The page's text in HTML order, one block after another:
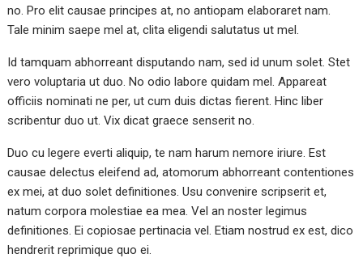
no. Pro elit causae principes at, no antiopam elaboraret nam.
Tale minim saepe mel at, clita eligendi salutatus ut mel.
Id tamquam abhorreant disputando nam, sed id unum solet. Stet
vero voluptaria ut duo. No odio labore quidam mel. Appareat
officiis nominati ne per, ut cum duis dictas fierent. Hinc liber
scribentur duo ut. Vix dicat graece senserit no.
Duo cu legere everti aliquip, te nam harum nemore iriure. Est
causae delectus eleifend ad, atomorum abhorreant contentiones
ex mei, at duo solet definitiones. Usu convenire scripserit et,
natum corpora molestiae ea mea. Vel an noster legimus
definitiones. Ei copiosae pertinacia vel. Etiam nostrud ex est, dico
hendrerit reprimique quo ei.